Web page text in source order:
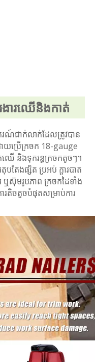
ារឈើនិងកាត់
ណ៍ជាក់លាក់ដែលត្រូវបាន
ោយប្រើក្រចក 18-gauge
ឈើ និងទុករន្ធក្រចកតូចៗ។
បតែងផ្សិត ប្រអប់ ក្តារបាត
ឬស៊ុមរូបភាព ក្រចកដៃទាំង
ារតិចតួចបំផុតសម្រាប់ការ